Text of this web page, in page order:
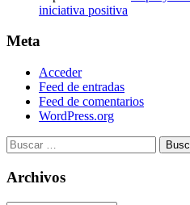
iniciativa positiva
Meta
Acceder
Feed de entradas
Feed de comentarios
WordPress.org
Buscar:
Archivos